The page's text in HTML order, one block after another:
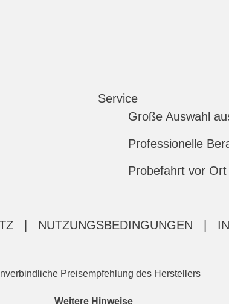
Service
Große Auswahl
Professionelle
Probefahrt vor Ort
NUTZUNGSBEDINGUNGEN
Preisempfehlung des Herstellers
Weitere Hinweise